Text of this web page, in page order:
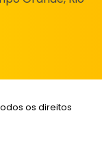
os direitos